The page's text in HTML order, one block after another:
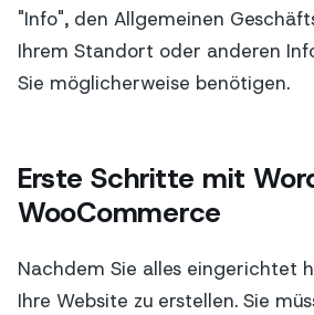
"Info", den Allgemeinen
Ihrem Standort oder anderen
Sie möglicherweise benötigen.
Erste Schritte mit
WooCommerce
Nachdem Sie alles eingerichtet
Ihre Website zu erstellen. Sie